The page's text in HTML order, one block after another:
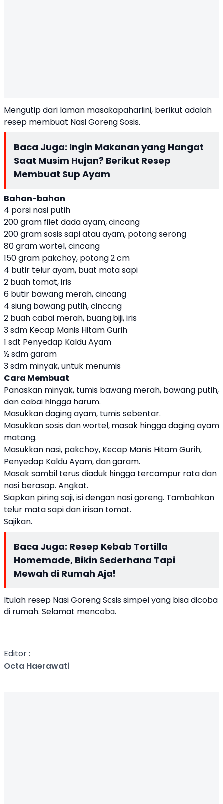
Mengutip dari laman masakapahariini, berikut adalah
resep membuat Nasi Goreng Sosis.
Baca Juga: Ingin Makanan yang Hangat
Saat Musim Hujan? Berikut Resep
Membuat Sup Ayam
Bahan-bahan
4 porsi nasi putih
200 gram filet dada ayam, cincang
200 gram sosis sapi atau ayam, potong serong
80 gram wortel, cincang
150 gram pakchoy, potong 2 cm
4 butir telur ayam, buat mata sapi
2 buah tomat, iris
6 butir bawang merah, cincang
4 siung bawang putih, cincang
2 buah cabai merah, buang biji, iris
3 sdm Kecap Manis Hitam Gurih
1 sdt Penyedap Kaldu Ayam
½ sdm garam
3 sdm minyak, untuk menumis
Cara Membuat
Panaskan minyak, tumis bawang merah, bawang putih,
dan cabai hingga harum.
Masukkan daging ayam, tumis sebentar.
Masukkan sosis dan wortel, masak hingga daging ayam
matang.
Masukkan nasi, pakchoy, Kecap Manis Hitam Gurih,
Penyedap Kaldu Ayam, dan garam.
Masak sambil terus diaduk hingga tercampur rata dan
nasi berasap. Angkat.
Siapkan piring saji, isi dengan nasi goreng. Tambahkan
telur mata sapi dan irisan tomat.
Sajikan.
Baca Juga: Resep Kebab Tortilla
Homemade, Bikin Sederhana Tapi
Mewah di Rumah Aja!
Itulah resep Nasi Goreng Sosis simpel yang bisa dicoba
di rumah. Selamat mencoba.
Editor :
Octa Haerawati